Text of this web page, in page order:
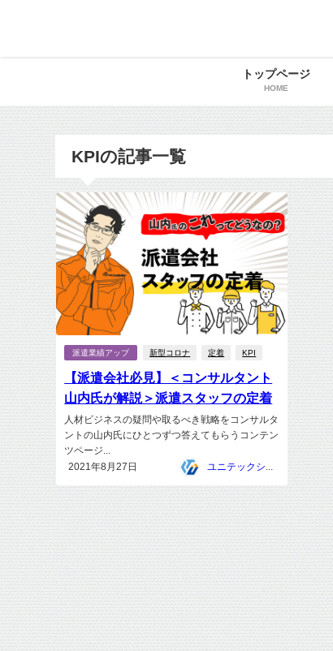
トップページ
HOME
KPIの記事一覧
派遣業績アップ 新型コロナ 定着 KPI
【派遣会社必見】＜コンサルタント
山内氏が解説＞派遣スタッフの定着
人材ビジネスの疑問や取るべき戦略をコンサルタ
ントの山内氏にひとつずつ答えてもらうコンテン
ツページ...
2021年8月27日